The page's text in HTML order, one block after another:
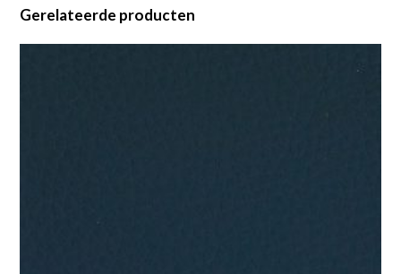
Gerelateerde producten